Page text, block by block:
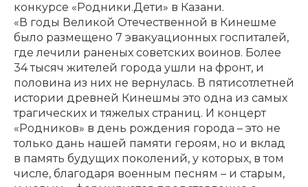
конкурсе «Родники.Дети» в Казани.
«В годы Великой Отечественной в Кинешме
было размещено 7 эвакуационных госпиталей,
где лечили раненых советских воинов. Более
34 тысяч жителей города ушли на фронт, и
половина из них не вернулась. В пятисотлетней
истории древней Кинешмы это одна из самых
трагических и тяжелых страниц. И концерт
«Родников» в день рождения города – это не
только дань нашей памяти героям, но и вклад
в память будущих поколений, у которых, в том
числе, благодаря военным песням – и старым,